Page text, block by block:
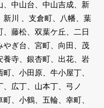
中山台、中山吉成、新
川 、支倉町、八幡、葉
藤松、双葉ケ丘、二日
やぎ台、宮町、向田、茂
養寺、銀杏町、出花、岩
、小田原、牛小屋丁、
広丁、山本丁、弓ノ
、小鶴、五輪、幸町、